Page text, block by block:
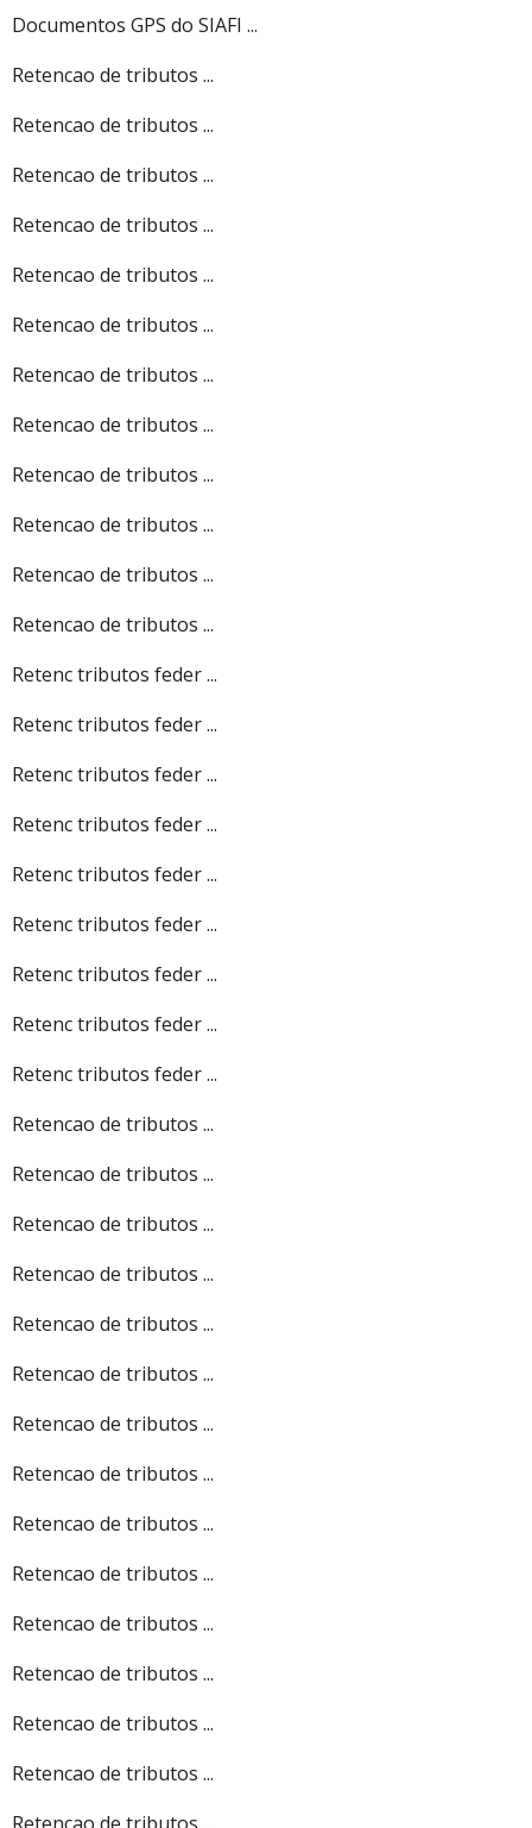
Documentos GPS do SIAFI ...
Retencao de tributos ...
Retencao de tributos ...
Retencao de tributos ...
Retencao de tributos ...
Retencao de tributos ...
Retencao de tributos ...
Retencao de tributos ...
Retencao de tributos ...
Retencao de tributos ...
Retencao de tributos ...
Retencao de tributos ...
Retencao de tributos ...
Retenc tributos feder ...
Retenc tributos feder ...
Retenc tributos feder ...
Retenc tributos feder ...
Retenc tributos feder ...
Retenc tributos feder ...
Retenc tributos feder ...
Retenc tributos feder ...
Retenc tributos feder ...
Retencao de tributos ...
Retencao de tributos ...
Retencao de tributos ...
Retencao de tributos ...
Retencao de tributos ...
Retencao de tributos ...
Retencao de tributos ...
Retencao de tributos ...
Retencao de tributos ...
Retencao de tributos ...
Retencao de tributos ...
Retencao de tributos ...
Retencao de tributos ...
Retencao de tributos ...